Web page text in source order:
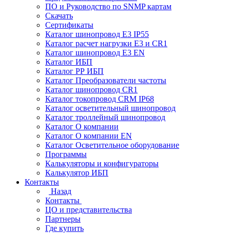
ПО и Руководство по SNMP картам
Скачать
Сертификаты
Каталог шинопровод E3 IP55
Каталог расчет нагрузки Е3 и CR1
Каталог шинопровод E3 EN
Каталог ИБП
Каталог РР ИБП
Каталог Преобразователи частоты
Каталог шинопровод CR1
Каталог токопровод CRM IP68
Каталог осветительный шинопровод
Каталог троллейный шинопровод
Каталог О компании
Каталог О компании EN
Каталог Осветительное оборудование
Программы
Калькуляторы и конфигураторы
Калькулятор ИБП
Контакты
Назад
Контакты
ЦО и представительства
Партнеры
Где купить